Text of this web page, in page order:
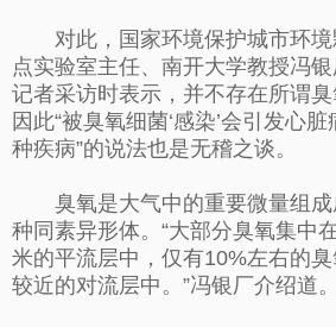
对此，国家环境保护城市环境
点实验室主任、南开大学教授冯
记者采访时表示，并不存在所谓臭
因此“被臭氧细菌‘感染’会引发心
种疾病”的说法也是无稽之谈。
臭氧是大气中的重要微量组成
种同素异形体。“大部分臭氧集中
米的平流层中，仅有10%左右的
较近的对流层中。”冯银厂介绍道。